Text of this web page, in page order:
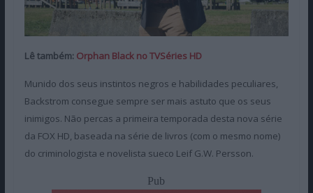
Lê também: Orphan Black no TVSéries HD
Munido dos seus instintos negros e habilidades peculiares,
Backstrom consegue sempre ser mais astuto que os seus
inimigos. Não percas a primeira temporada desta nova série
da FOX HD, baseada na série de livros (com o mesmo nome)
do criminologista e novelista sueco Leif G.W. Persson.
Pub